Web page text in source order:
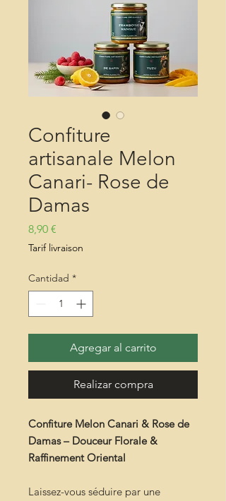
Confiture
artisanale Melon
Canari- Rose de
Damas
8,90 €
Tarif livraison
Cantidad *
Agregar al carrito
Realizar compra
Confiture Melon Canari & Rose de
Damas – Douceur Florale &
Raffinement Oriental
Laissez-vous séduire par une